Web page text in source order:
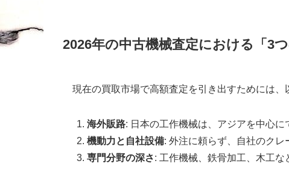
2026年の中古機械査定における「3つ
現在の買取市場で高額査定を引き出すためには、
海外販路: 日本の工作機械は、アジアを中心に
機動力と自社設備: 外注に頼らず、自社のクレ
専門分野の深さ: 工作機械、鉄骨加工、木工な